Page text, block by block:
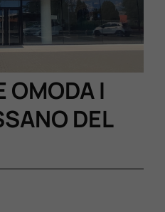
OMODA I
DEL